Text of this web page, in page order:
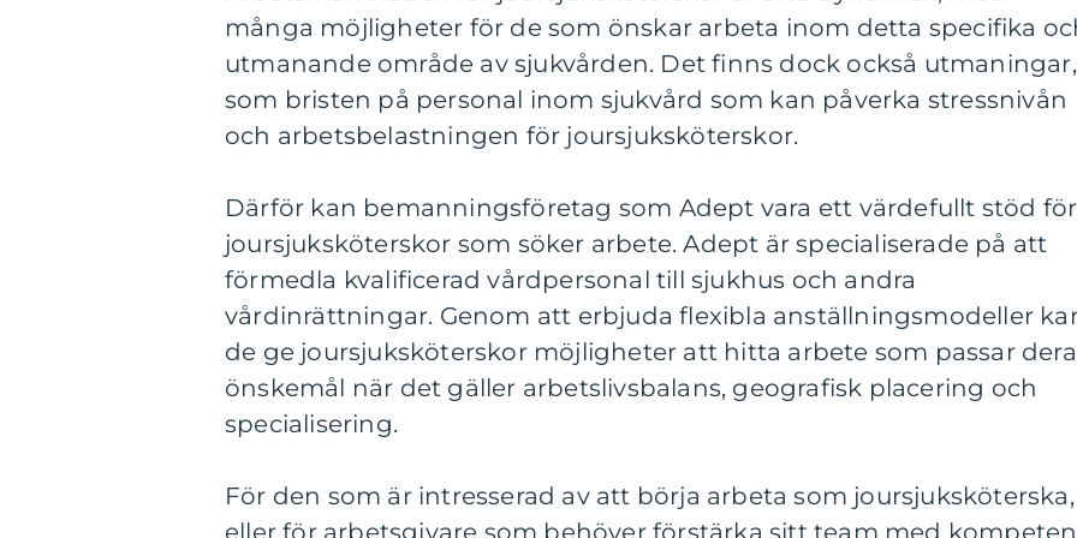
många möjligheter för de som önskar arbeta inom detta specifika
utmanande område av sjukvården. Det finns dock också utmaningar,
som bristen på personal inom sjukvård som kan påverka stressnivån
och arbetsbelastningen för joursjuksköterskor.
Därför kan bemanningsföretag som Adept vara ett värdefullt stöd för
joursjuksköterskor som söker arbete. Adept är specialiserade på att
förmedla kvalificerad vårdpersonal till sjukhus och andra
vårdinrättningar. Genom att erbjuda flexibla anställningsmodeller
de ge joursjuksköterskor möjligheter att hitta arbete som passar
önskemål när det gäller arbetslivsbalans, geografisk placering och
specialisering.
För den som är intresserad av att börja arbeta som joursjuksköterska,
eller för arbetsgivare som behöver förstärka sitt team med